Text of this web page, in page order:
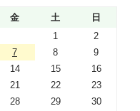
金 土
日
1
2
7 8
9
14 15
16
21 22
23
28 29
30